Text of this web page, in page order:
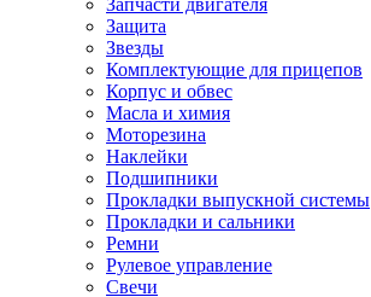
Защита
Звезды
Комплектующие для прицепов
Корпус и обвес
Масла и химия
Моторезина
Наклейки
Подшипники
Прокладки выпускной системы
Прокладки и сальники
Ремни
Рулевое управление
Свечи